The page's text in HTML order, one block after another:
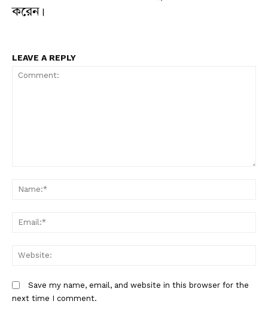
করেন।
LEAVE A REPLY
Save my name, email, and website in this browser for the
next time I comment.